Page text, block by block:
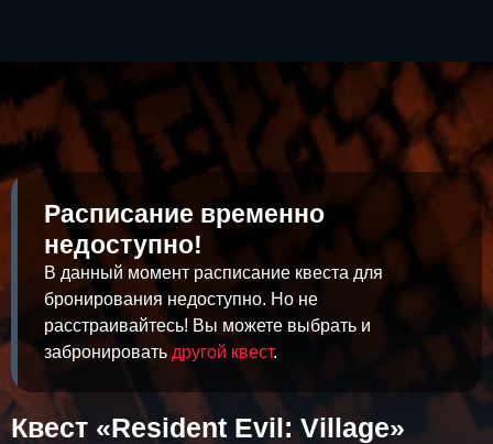
Расписание временно
недоступно!
В данный момент расписание квеста для
бронирования недоступно. Но не
расстраивайтесь! Вы можете выбрать и
забронировать другой квест.
Квест «Resident Evil: Village»